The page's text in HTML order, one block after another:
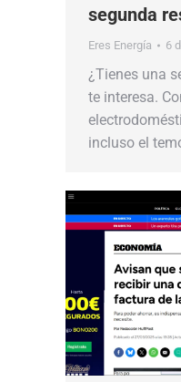
segunda
Eres Energía 6
¿Tienes una
te interesa.
incluso el